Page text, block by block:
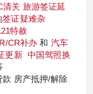
清关 旅游签证延
签证疑难杂
特赦
CR补办 和 汽车
更新
中国驾照换
款 房产抵押/解除